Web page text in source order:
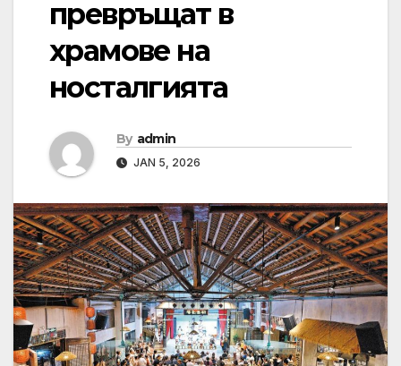
превръщат в
храмове на
носталгията
By admin
JAN 5, 2026